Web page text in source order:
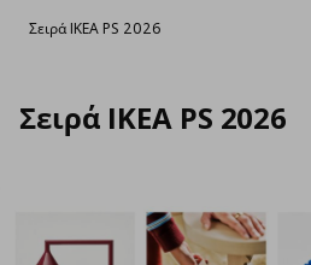
Σειρά IKEA PS 2026
Σειρά IKEA PS 2026